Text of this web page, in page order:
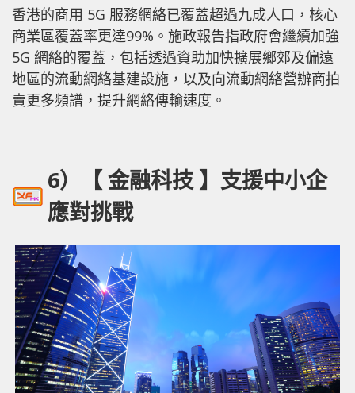
香港的商用 5G 服務網絡已覆蓋超過九成人口，核心
商業區覆蓋率更達99%。施政報告指政府會繼續加強
5G 網絡的覆蓋，包括透過資助加快擴展鄉郊及偏遠
地區的流動網絡基建設施，以及向流動網絡營辦商拍
賣更多頻譜，提升網絡傳輸速度。
6）【 金融科技 】支援中小企
應對挑戰